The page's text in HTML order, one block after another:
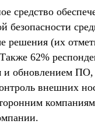
средство
безопасности
решения (их
62%
и обновлением
внешних